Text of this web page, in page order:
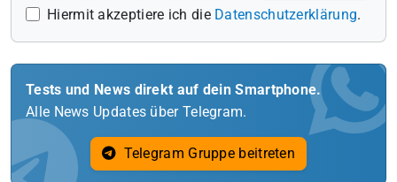
Hiermit akzeptiere ich die Datenschutzerklärung.
Tests und News direkt auf dein Smartphone.
Alle News Updates über Telegram.
Telegram Gruppe beitreten